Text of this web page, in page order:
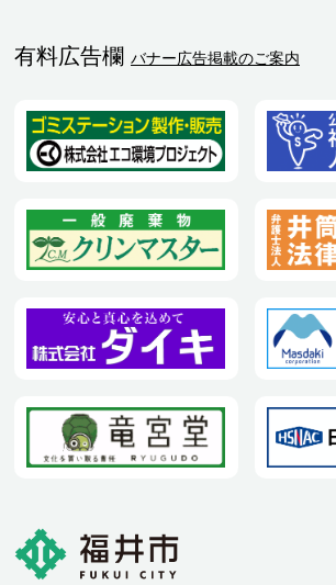
有料広告欄 バナー広告掲載のご案内